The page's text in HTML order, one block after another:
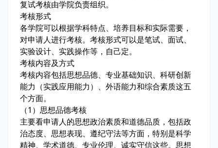
复试考核由学院负责组织。
考核形式
各学院可以根据学科特点、培养目标和实际需要，
对申请人进行考核。考核形式可以是笔试、面试、
实验设计、实践操作等，自己定。
考核内容及方式
考核内容包括思想品德、专业基础知识、科研创新
能力（实践应用能力）、外语能力和综合素质这五
个方面。
（1）思想品德考核
主要看申请人的思想政治素质和道德品质，包括政
治态度、思想表现、遵纪守法等方面，特别是科学
精神、学术道德、专业伦理、诚实守信这些。思想